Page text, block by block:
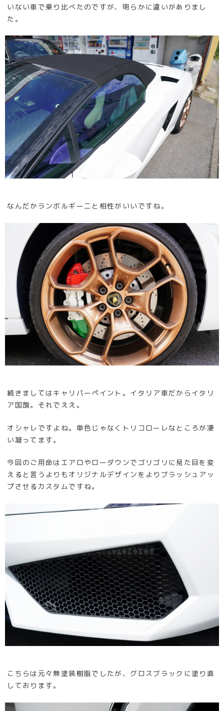
いない車で乗り比べたのですが、明らかに違いがありまし
た。
なんだかランボルギーニと相性がいいですね。
続きましてはキャリパーペイント。イタリア車だからイタリ
ア国旗。それでええ。
オシャレですよね。単色じゃなくトリコローレなところが凄
い凝ってます。
今回のご用命はエアロやローダウンでゴリゴリに見た目を変
えると言うよりもオリジナルデザインをよりブラッシュアッ
プさせるカスタムですね。
こちらは元々無塗装樹脂でしたが、グロスブラックに塗り直
しております。